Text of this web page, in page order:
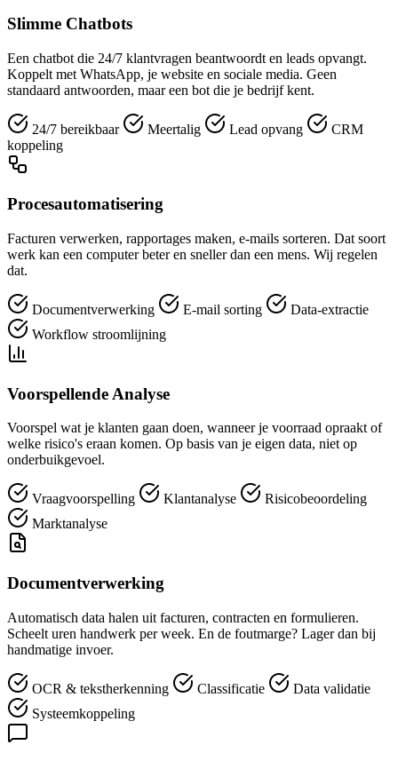
Slimme Chatbots
Een chatbot die 24/7 klantvragen beantwoordt en leads opvangt.
Koppelt met WhatsApp, je website en sociale media. Geen
standaard antwoorden, maar een bot die je bedrijf kent.
24/7 bereikbaar Meertalig Lead opvang
CRM
koppeling
Procesautomatisering
Facturen verwerken, rapportages maken, e-mails sorteren. Dat soort
werk kan een computer beter en sneller dan een mens. Wij regelen
dat.
Documentverwerking E-mail sorting
Data-extractie
Workflow stroomlijning
Voorspellende Analyse
Voorspel wat je klanten gaan doen, wanneer je voorraad opraakt of
welke risico's eraan komen. Op basis van je eigen data, niet op
onderbuikgevoel.
Vraagvoorspelling Klantanalyse
Risicobeoordeling
Marktanalyse
Documentverwerking
Automatisch data halen uit facturen, contracten en formulieren.
Scheelt uren handwerk per week. En de foutmarge? Lager dan bij
handmatige invoer.
OCR & tekstherkenning Classificatie
Data validatie
Systeemkoppeling